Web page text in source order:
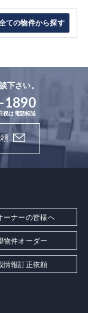
ての物件から探す
下さい。
1890
祝は電話転送
ーナーの皆様へ
物件オーダー
情報訂正依頼